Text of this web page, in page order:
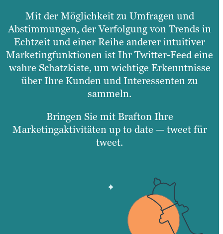
Mit der Möglichkeit zu Umfragen und
Abstimmungen, der Verfolgung von Trends in
Echtzeit und einer Reihe anderer intuitiver
Marketingfunktionen ist Ihr Twitter-Feed eine
wahre Schatzkiste, um wichtige Erkenntnisse
über Ihre Kunden und Interessenten zu
sammeln.
Bringen Sie mit Brafton Ihre
Marketingaktivitäten up to date — tweet für
tweet.